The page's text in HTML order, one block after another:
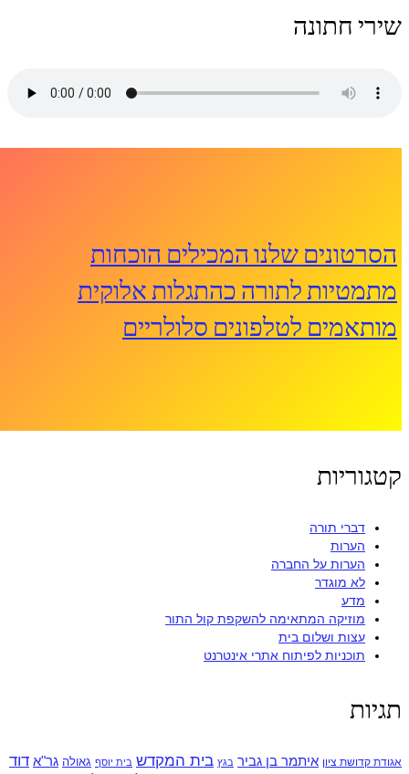
שירי חתונה
הסרטונים שלנו המכילים הוכחות
מתמטיות לתורה כהתגלות אלוקית
מותאמים לטלפונים סלולריים
קטגוריות
דברי תורה
הערות
הערות על החברה
לא מוגדר
מדע
מוזיקה המתאימה להשקפת קול התור
עצות ושלום בית
תוכניות לפיתוח אתרי אינטרנט
תגיות
אגודת קדושת ציון איתמר בן גביר בגץ בית המקדש בית יוסף גאולה גר"א דוד